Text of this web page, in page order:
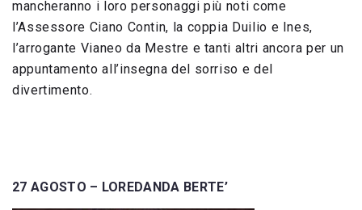
mancheranno i loro personaggi più noti come
l’Assessore Ciano Contin, la coppia Duilio e Ines,
l’arrogante Vianeo da Mestre e tanti altri ancora per un
appuntamento all’insegna del sorriso e del
divertimento.
27 AGOSTO – LOREDANDA BERTE’